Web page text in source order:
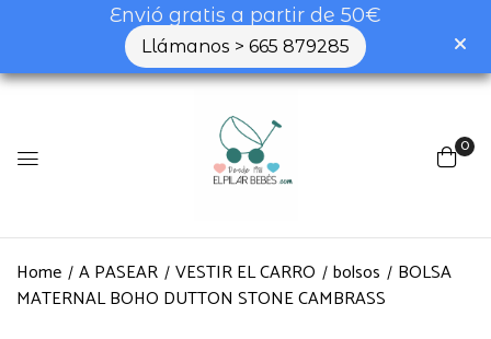
Envió gratis a partir de 50€
Llámanos > 665 879285
0
Home A PASEAR VESTIR EL CARRO bolsos
BOLSA
MATERNAL BOHO DUTTON STONE CAMBRASS